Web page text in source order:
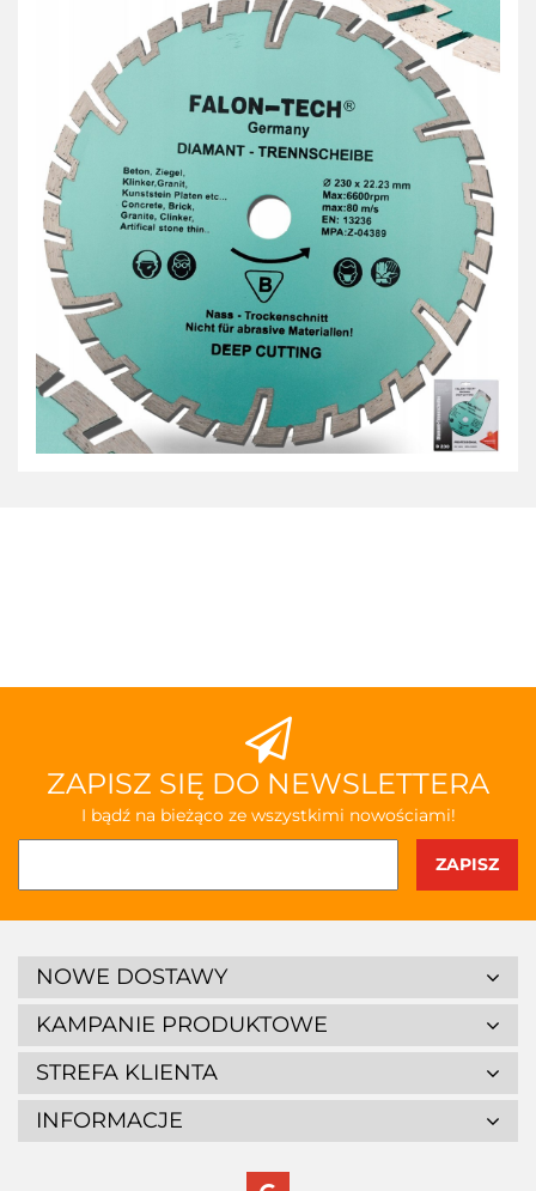
ZAPISZ SIĘ DO NEWSLETTERA
I bądź na bieżąco ze wszystkimi nowościami!
NOWE DOSTAWY
KAMPANIE PRODUKTOWE
STREFA KLIENTA
INFORMACJE